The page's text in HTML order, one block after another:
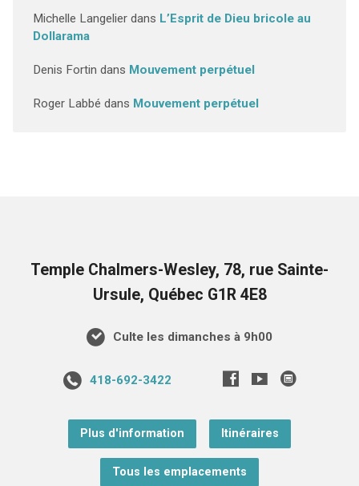
Michelle Langelierdans L’Esprit de Dieu bricole au
Dollarama
Denis Fortin dans Mouvement perpétuel
Roger Labbé dans Mouvement perpétuel
Temple Chalmers-Wesley, 78, rue Sainte-
Ursule, Québec G1R 4E8
Culte les dimanches à 9h00
418-692-3422
Plus d'information Itinéraires
Tous les emplacements